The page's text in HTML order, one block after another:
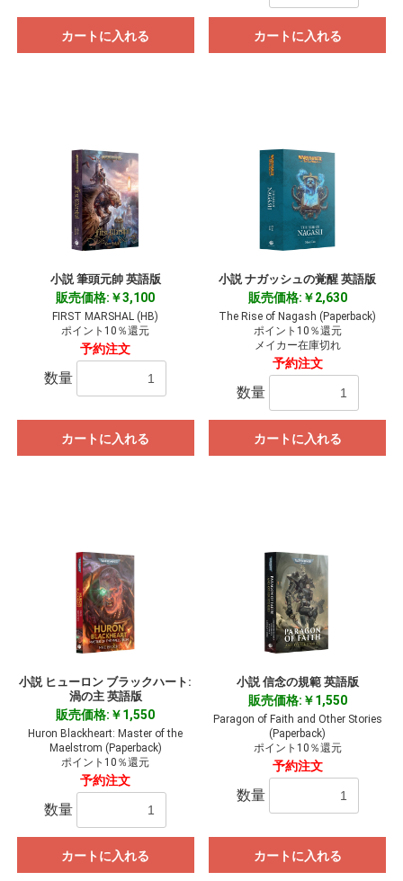
カートに入れる カートに入れる
小説 筆頭元帥 英語版
販売価格:￥3,100
FIRST MARSHAL (HB)
ポイント10％還元
予約注文
数量
カートに入れる
小説 ナガッシュの覚醒 英語版
販売価格:￥2,630
The Rise of Nagash (Paperback)
ポイント10％還元
メイカー在庫切れ
予約注文
数量
カートに入れる
小説 ヒューロン ブラックハート:
渦の主 英語版
販売価格:￥1,550
Huron Blackheart: Master of the
Maelstrom (Paperback)
ポイント10％還元
予約注文
数量
カートに入れる
小説 信念の規範 英語版
販売価格:￥1,550
Paragon of Faith and Other Stories
(Paperback)
ポイント10％還元
予約注文
数量
カートに入れる